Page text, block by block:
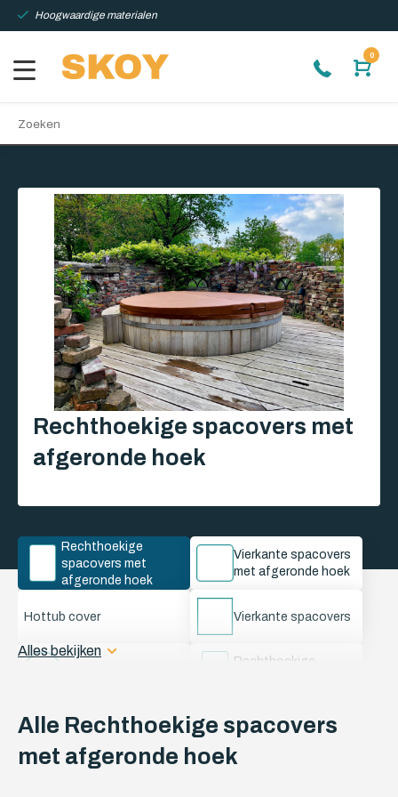
Hoogwaardige materialen
0
Rechthoekige spacovers met
afgeronde hoek
Vierkante spacovers
met afgeronde hoek
Hottub cover Vierkante spacovers
Rechthoekige
spacovers met
afgeronde hoek
Rechthoekige
1 Schuine hoek
spacovers A
spacovers B
2 Schuine hoeken
2 Schuine hoeken
Alles bekijken
Alle Rechthoekige spacovers
met afgeronde hoek